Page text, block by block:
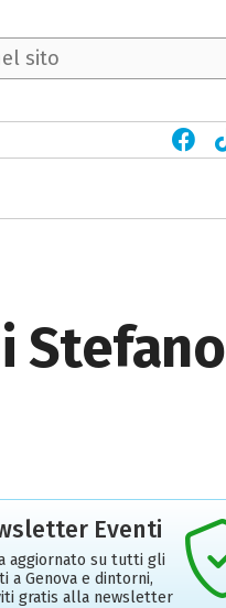
Stefano
Eventi
aggiornato su tutti gli
a Genova e dintorni,
gratis alla newsletter